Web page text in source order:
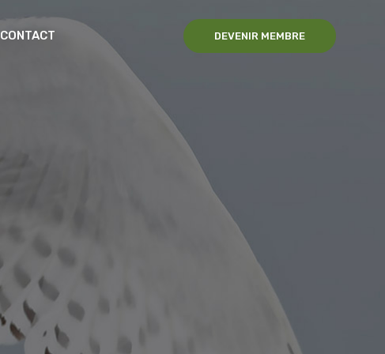
CONTACT DEVENIR MEMBRE